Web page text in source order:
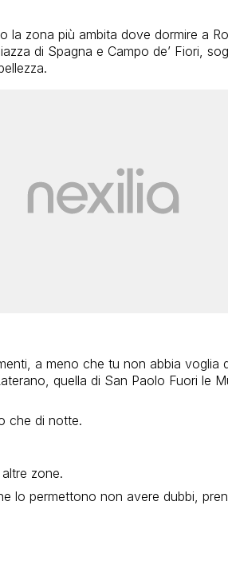
la zona più ambita dove dormire a
di Spagna e Campo de’ Fiori,
a meno che tu non abbia voglia
quella di San Paolo Fuori le
che di notte.
zone.
lo permettono non avere dubbi,